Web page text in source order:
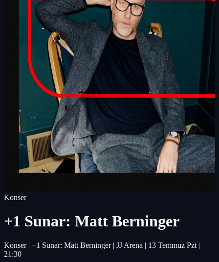
Konser
+1 Sunar: Matt Berninger
Konser | +1 Sunar: Matt Berninger | JJ Arena | 13 Temmuz Pzt |
21:30